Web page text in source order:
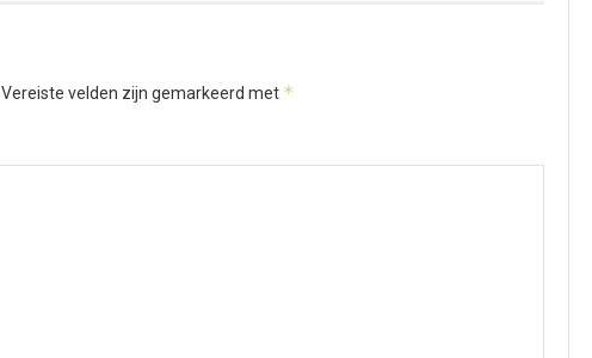
Vereiste velden zijn gemarkeerd met *